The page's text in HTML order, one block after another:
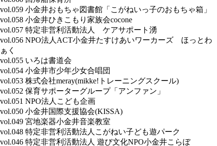
vol.059 小金井おもちゃ図書館「こがねいっ子のおもちゃ箱」
vol.058 小金井ひきこもり家族会cocone
vol.057 特定非営利活動法人 ケアサポート湧
vol.056 NPO法人ACT小金井たすけあいワーカーズ ほっとわ
ぁく
vol.055 いろは書道会
vol.054 小金井市少年少女合唱団
vol.053 株式会社meray(mikke!トレーニングスクール)
vol.052 保育サポーターグループ「アンファン」
vol.051 NPO法人こども企画
vol.050 小金井国際支援協会(KISSA)
vol.049 宮地楽器小金井音楽教室
vol.048 特定非営利活動法人こがねい子ども遊パーク
vol.046 特定非営利活動法人 遊び文化NPO小金井こらぼ